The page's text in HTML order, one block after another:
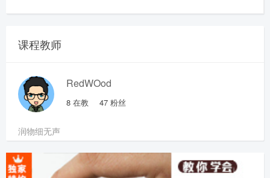
课程教师
RedWOod
8 在教 47 粉丝
润物细无声